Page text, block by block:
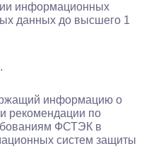
информационных
данных до высшего 1
информацию о
рекомендации по
ФСТЭК в
систем защиты